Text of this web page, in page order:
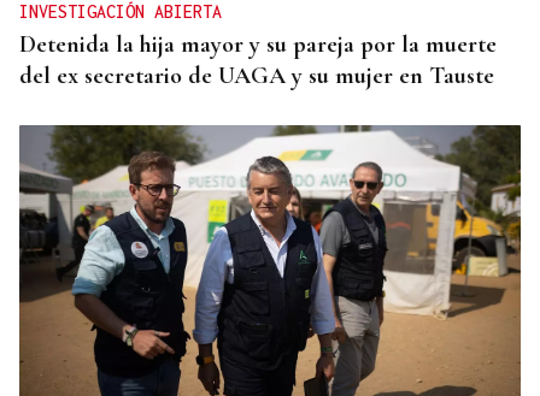
INVESTIGACIÓN ABIERTA
Detenida la hija mayor y su pareja por la muerte
del ex secretario de UAGA y su mujer en Tauste